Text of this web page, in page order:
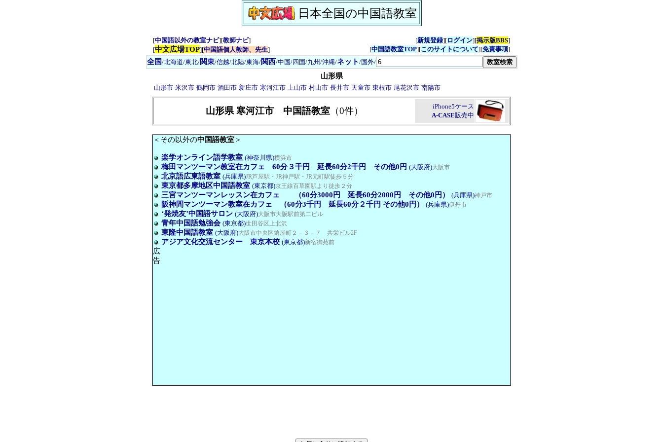
日本全国の中国語教室
[中国語以外の教室ナビ][教師ナビ]
[中文広場TOP][中国語個人教師、先生]
[新規登録][ログイン][掲示版BBS]
[中国語教室TOP][このサイトについて][免責事項]
全国/北海道/東北/関東/信越/北陸/東海/関西/中国/四国/九州/沖縄/ネット /国外/
山形県
山形市 米沢市 鶴岡市 酒田市 新庄市 寒河江市 上山市 村山市 長井市 天童市 東根市 尾花沢市 南陽市
山形県 寒河江市 中国語教室 （0件）
iPhone5ケース
A-CASE販売中
＜その以外の中国語教室＞
楽学オンライン語学教室 (神奈川県)横浜市
梅田マンツーマン教室在カフェ 60分３千円 延長60分2千円 その他0円 (大阪府)大阪市
北京語広東語教室 (兵庫県)JR芦屋駅・JR神戸駅・JR元町駅徒歩５分
東京都多摩地区中国語教室 (東京都)京王線百草園駅より徒歩２分
三宮マンツーマンレッスン在カフェ （60分3000円 延長60分2000円 その他0円） (兵庫県)神戸市
阪神間マンツーマン教室在カフェ （60分3千円 延長60分２千円 その他0円） (兵庫県)伊丹市
‘発焼友’中国語サロン (大阪府)大阪市大阪駅前第二ビル
青年中国語勉強会 (東京都)世田谷区上北沢
東隆中国語教室 (大阪府)大阪市中央区鎗屋町２－３－７ 共栄ビル2F
アジア文化交流センター 東京本校 (東京都)新宿御苑前
広
告